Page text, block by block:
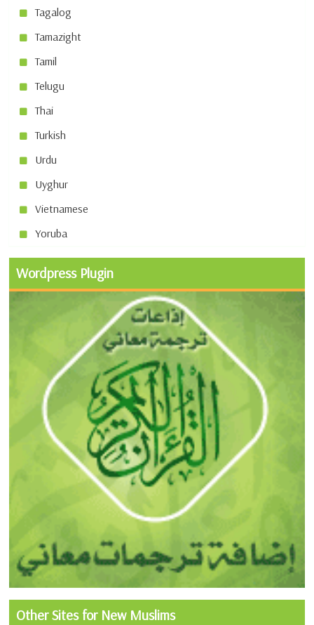
Tagalog
Tamazight
Tamil
Telugu
Thai
Turkish
Urdu
Uyghur
Vietnamese
Yoruba
Wordpress Plugin
Other Sites for New Muslims